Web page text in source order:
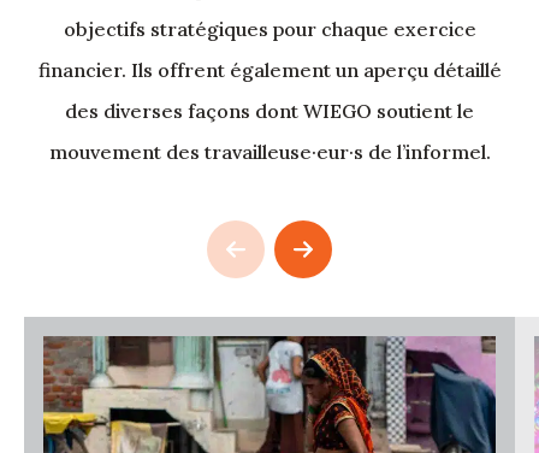
objectifs stratégiques pour chaque exercice
financier. Ils offrent également un aperçu détaillé
des diverses façons dont WIEGO soutient le
mouvement des travailleuse·eur·s de l’informel.